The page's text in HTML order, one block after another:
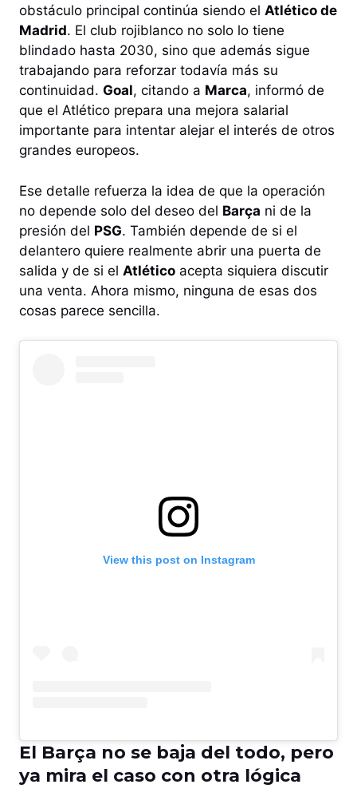
obstáculo principal continúa siendo el Atlético de
Madrid. El club rojiblanco no solo lo tiene
blindado hasta 2030, sino que además sigue
trabajando para reforzar todavía más su
continuidad. Goal, citando a Marca, informó de
que el Atlético prepara una mejora salarial
importante para intentar alejar el interés de otros
grandes europeos.
Ese detalle refuerza la idea de que la operación
no depende solo del deseo del Barça ni de la
presión del PSG. También depende de si el
delantero quiere realmente abrir una puerta de
salida y de si el Atlético acepta siquiera discutir
una venta. Ahora mismo, ninguna de esas dos
cosas parece sencilla.
View this post on Instagram
El Barça no se baja del todo, pero
ya mira el caso con otra lógica